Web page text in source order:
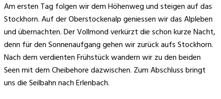
Am ersten Tag folgen wir dem Höhenweg und steigen auf das
Stockhorn. Auf der Oberstockenalp geniessen wir das Alpleben
und übernachten. Der Vollmond verkürzt die schon kurze Nacht,
denn für den Sonnenaufgang gehen wir zurück aufs Stockhorn.
Nach dem verdienten Frühstück wandern wir zu den beiden
Seen mit dem Cheibehore dazwischen. Zum Abschluss bringt
uns die Seilbahn nach Erlenbach.